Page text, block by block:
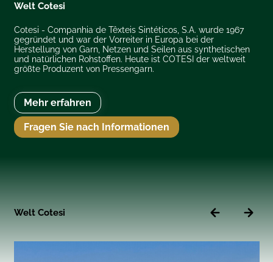
Welt Cotesi
Cotesi - Companhia de Têxteis Sintéticos, S.A. wurde 1967
gegründet und war der Vorreiter in Europa bei der
Herstellung von Garn, Netzen und Seilen aus synthetischen
und natürlichen Rohstoffen. Heute ist COTESI der weltweit
größte Produzent von Pressengarn.
Mehr erfahren
Fragen Sie nach Informationen
Welt Cotesi